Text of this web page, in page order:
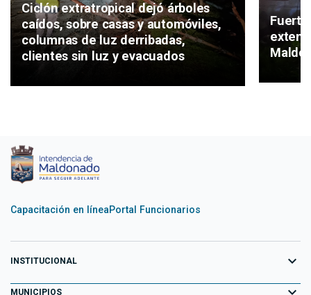
Ciclón extratropical dejó árboles
caídos, sobre casas y automóviles,
columnas de luz derribadas,
clientes sin luz y evacuados
Capacitación en líneaPortal Funcionarios
INSTITUCIONAL expand_more
Equipo de Gobierno
MUNICIPIOS